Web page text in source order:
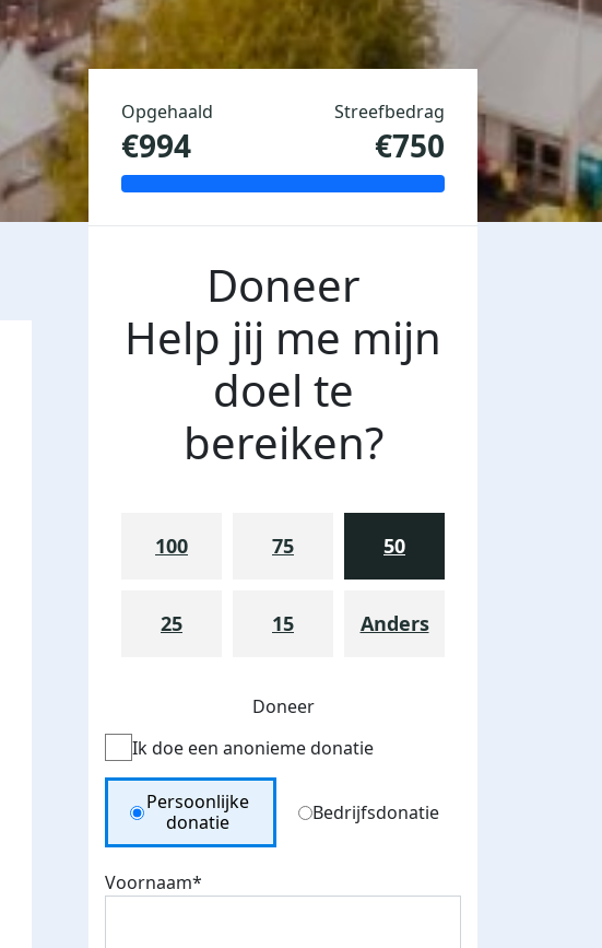
Opgehaald
€994
Streefbedrag
€750
Doneer
Help jij me mijn
doel te
bereiken?
100 75 50
25 15 Anders
Doneer
Ik doe een anonieme donatie
Donation Type
Persoonlijke
donatie
Bedrijfsdonatie
Voornaam*